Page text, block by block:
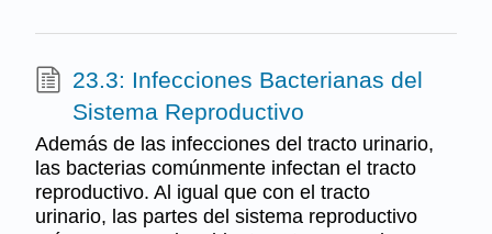
23.3: Infecciones Bacterianas del
Sistema Reproductivo
Además de las infecciones del tracto urinario,
las bacterias comúnmente infectan el tracto
reproductivo. Al igual que con el tracto
urinario, las partes del sistema reproductivo